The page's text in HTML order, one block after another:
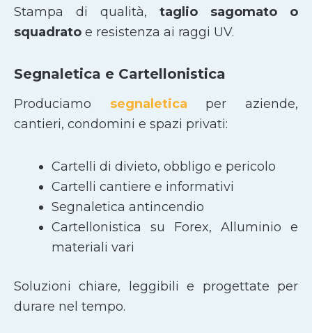
Stampa di qualità, taglio sagomato
o
squadrato e resistenza ai raggi UV.
Segnaletica e Cartellonistica
Produciamo segnaletica per aziende,
cantieri, condomini e spazi privati:
Cartelli di divieto, obbligo e pericolo
Cartelli cantiere e informativi
Segnaletica antincendio
Cartellonistica su Forex, Alluminio e
materiali vari
Soluzioni chiare, leggibili e progettate per
durare nel tempo.